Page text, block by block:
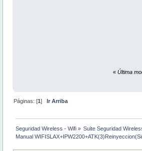
« Última
Páginas: [1]Ir Arriba
Seguridad Wireless - Wifi » Suite Seguridad
Manual